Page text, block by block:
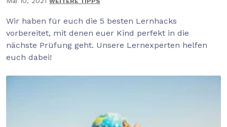
Wir haben für euch die 5 besten Lernhacks
vorbereitet, mit denen euer Kind perfekt in die
nächste Prüfung geht. Unsere Lernexperten helfen
euch dabei!